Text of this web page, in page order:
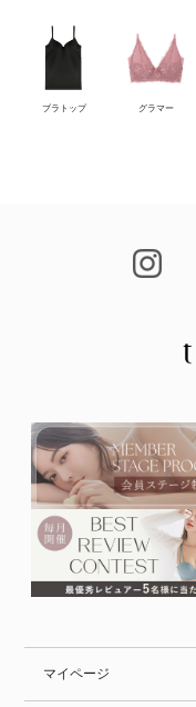
ブラトップ グラマー
マイページ